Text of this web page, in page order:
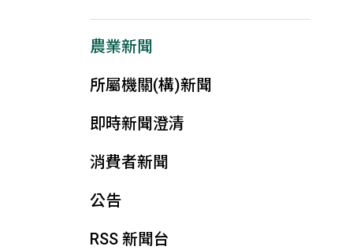
農業新聞
所屬機關(構)新聞
即時新聞澄清
消費者新聞
公告
RSS 新聞台